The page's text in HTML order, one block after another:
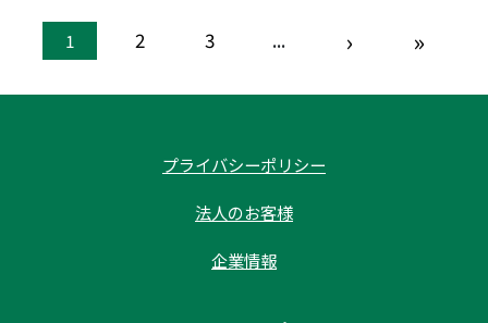
1 2 3 ... › »
プライバシーポリシー
法人のお客様
企業情報